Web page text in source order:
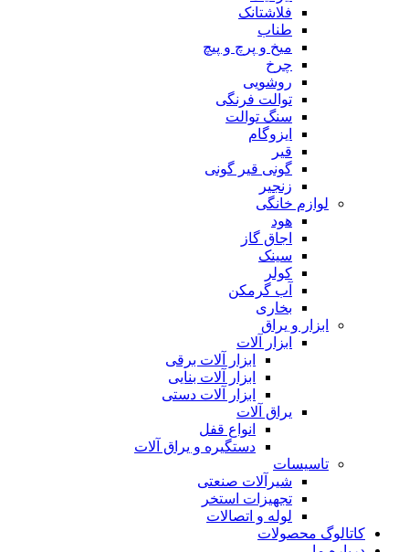
فلاشتانک
طناب
میخ و پرچ و پیچ
چرخ
روشویی
توالت فرنگی
سنگ توالت
ایزوگام
قیر
گونی قیر گونی
زنجیر
لوازم خانگی
هود
اجاق گاز
سینک
کولر
آب گرمکن
بخاری
ابزار و یراق
ابزار آلات
ابزار آلات برقی
ابزار آلات بنایی
ابزار آلات دستی
یراق آلات
انواع قفل
دستگیره و یراق آلات
تاسیسات
شیرآلات صنعتی
تجهیزات استخر
لوله و اتصالات
کاتالوگ محصولات